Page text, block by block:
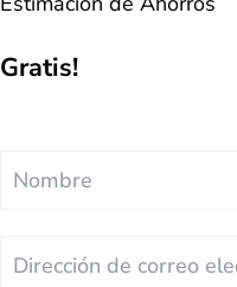
Gratis!
Nombre
Correo